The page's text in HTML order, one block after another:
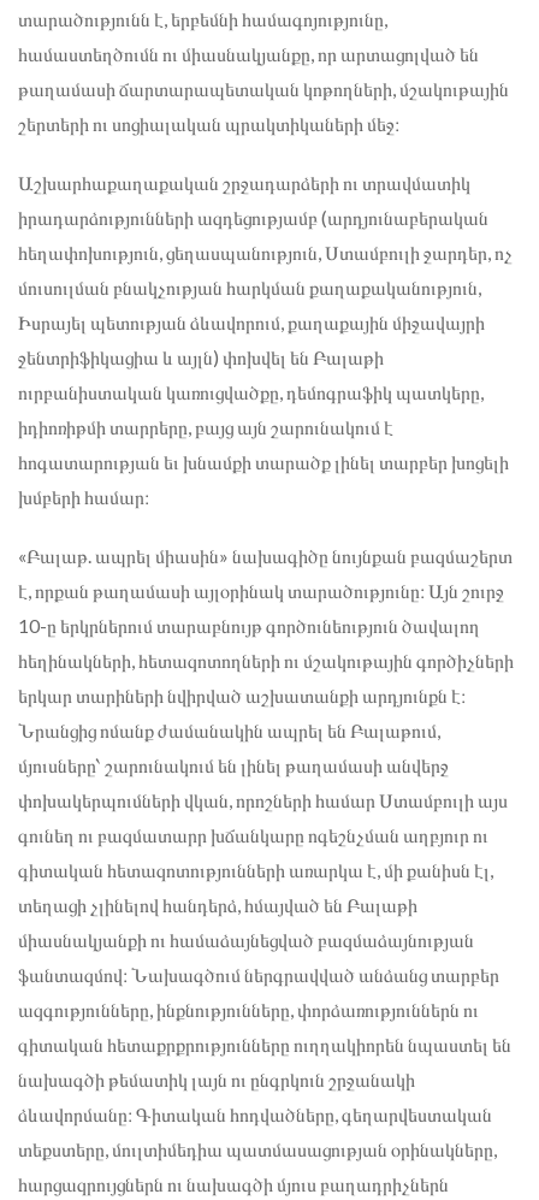
տարածությունն է, երբեմնի համագոյությունը,
համաստեղծումն ու միասնակյանքը, որ արտացոլված են
թաղամասի ճարտարապետական կոթողների, մշակութային
շերտերի ու սոցիալական պրակտիկաների մեջ։
Աշխարհաքաղաքական շրջադարձերի ու տրավմատիկ
իրադարձությունների ազդեցությամբ (արդյունաբերական
հեղափոխություն, ցեղասպանություն, Ստամբուլի ջարդեր, ոչ
մուսուլման բնակչության հարկման քաղաքականություն,
Իսրայել պետության ձևավորում, քաղաքային միջավայրի
ջենտրիֆիկացիա և այլն) փոխվել են Բալաթի
ուրբանիստական կառուցվածքը, դեմոգրաֆիկ պատկերը,
իդիոռիթմի տարրերը, բայց այն շարունակում է
հոգատարության եւ խնամքի տարածք լինել տարբեր խոցելի
խմբերի համար։
«Բալաթ. ապրել միասին» նախագիծը նույնքան բազմաշերտ
է, որքան թաղամասի այլօրինակ տարածությունը։ Այն շուրջ
10-ը երկրներում տարաբնույթ գործունեություն ծավալող
հեղինակների, հետազոտողների ու մշակութային գործիչների
երկար տարիների նվիրված աշխատանքի արդյունքն է։
Նրանցից ոմանք ժամանակին ապրել են Բալաթում,
մյուսները՝ շարունակում են լինել թաղամասի անվերջ
փոխակերպումների վկան, որոշների համար Ստամբուլի այս
գունեղ ու բազմատարր խճանկարը ոգեշնչման աղբյուր ու
գիտական հետազոտությունների առարկա է, մի քանիսն էլ,
տեղացի չլինելով հանդերձ, հմայված են Բալաթի
միասնակյանքի ու համաձայնեցված բազմաձայնության
ֆանտազմով։ Նախագծում ներգրավված անձանց տարբեր
ազգությունները, ինքնությունները, փորձառություններն ու
գիտական հետաքրքրությունները ուղղակիորեն նպաստել են
նախագծի թեմատիկ լայն ու ընգրկուն շրջանակի
ձևավորմանը։ Գիտական հոդվածները, գեղարվեստական
տեքստերը, մուլտիմեդիա պատմասացության օրինակները,
հարցազրույցներն ու նախագծի մյուս բաղադրիչներն